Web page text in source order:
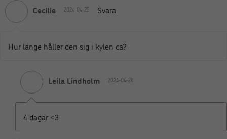
Cecilie 2024-04-25 Svara
Hur länge håller den sig i kylen ca?
Leila Lindholm 2024-04-28
4 dagar <3